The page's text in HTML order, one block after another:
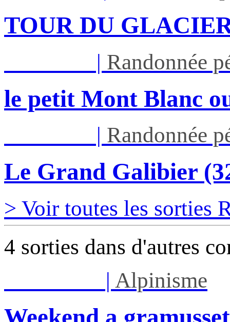
TOUR DU
| Randonnée
le petit Mont Blanc
| Randonnée
Le Grand Galibier
> Voir toutes les sorties
4 sorties dans d'autres
| Alpinisme